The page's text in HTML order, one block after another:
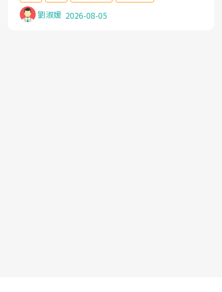
症狀,沒多久就痛起來,多年失眠嚴重影響生活品質.
台灣親友介紹忠孝醫院杜育才主任是頸頭症候群專
劉淑媛 2026-08-05